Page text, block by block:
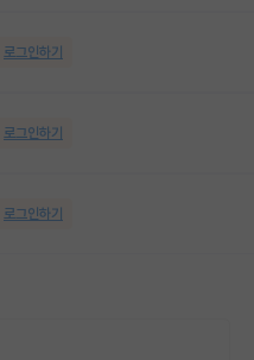
로그인하기
로그인하기
로그인하기